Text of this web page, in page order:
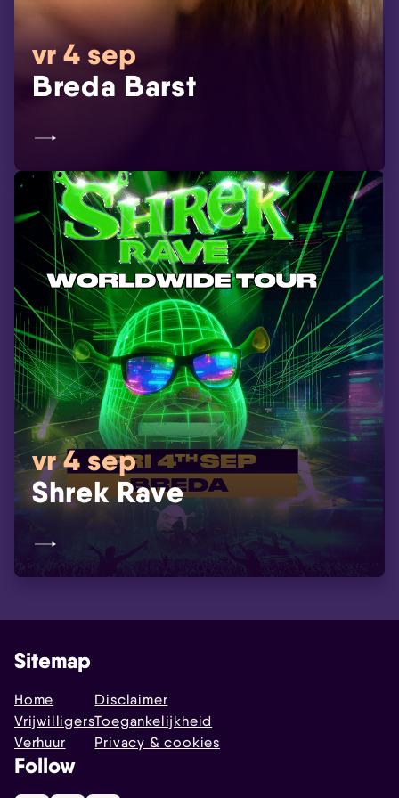
vr 4 sep
Breda Barst
vr 4 sep
Shrek Rave
Sitemap
Home
Vrijwilligers
Verhuur
Disclaimer
Toegankelijkheid
Privacy & cookies
Follow